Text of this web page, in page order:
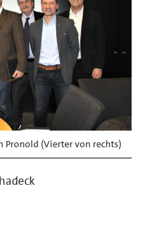
Pronold (Vierter von rechts)